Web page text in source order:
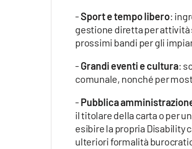
-Sport e tempo libero:
gestione diretta per
prossimi bandi per gli
- Grandi eventi e cultura:
comunale, nonché per
- Pubblica
il titolare della carta o per
esibire la propria Disability
ulteriori formalità